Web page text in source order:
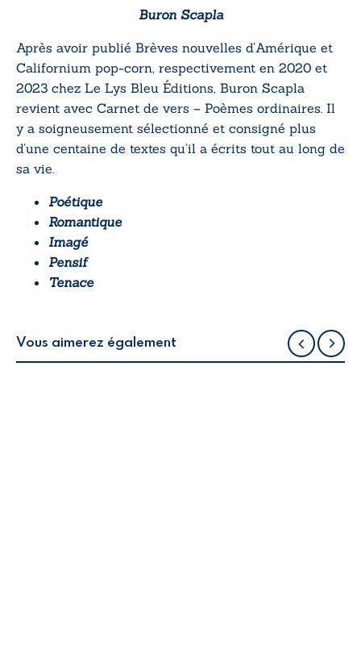
Buron Scapla
Après avoir publié Brèves nouvelles d’Amérique et
Californium pop-corn, respectivement en 2020 et
2023 chez Le Lys Bleu Éditions, Buron Scapla
revient avec Carnet de vers – Poèmes ordinaires. Il
y a soigneusement sélectionné et consigné plus
d’une centaine de textes qu’il a écrits tout au long de
sa vie.
Poétique
Romantique
Imagé
Pensif
Tenace
Vous aimerez également